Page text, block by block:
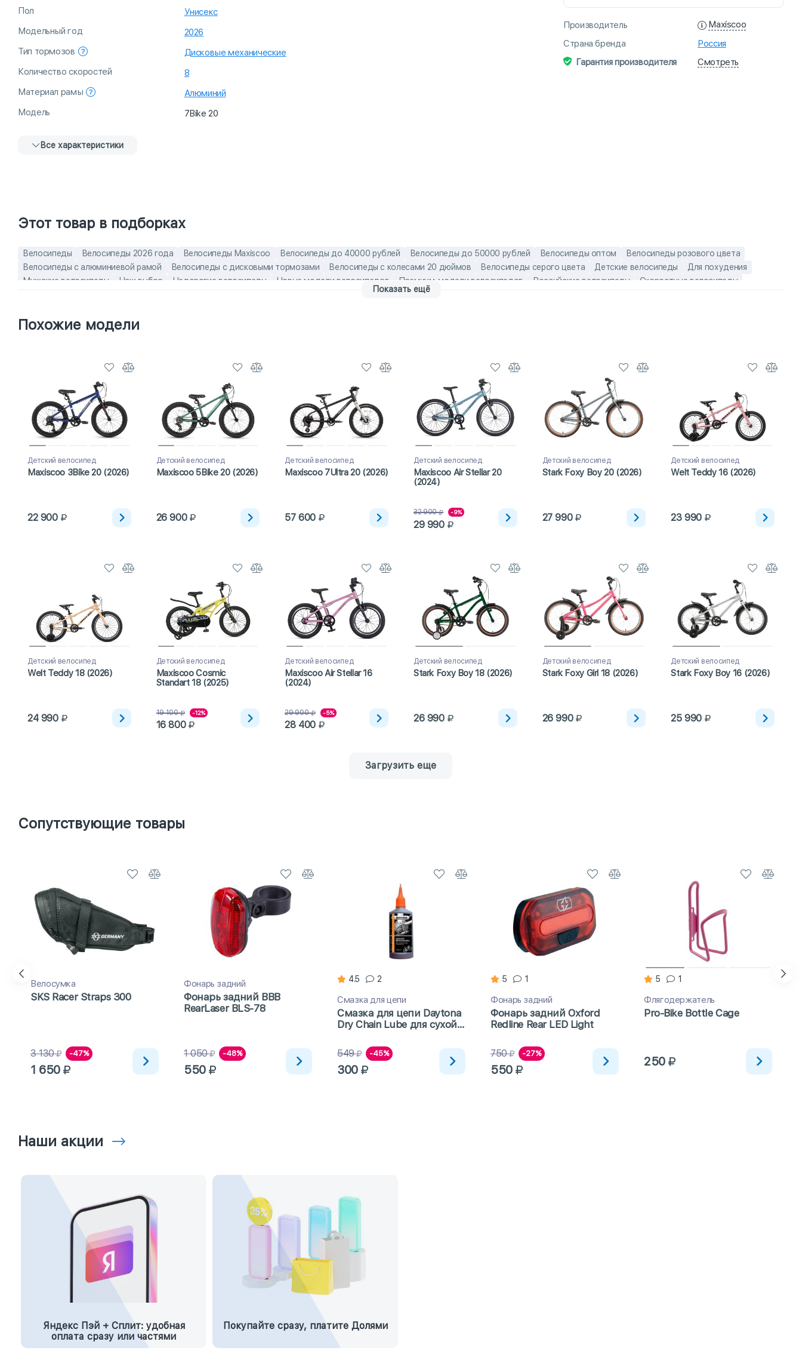
Пол
Унисекс
Модельный год
2026
Тип тормозов
Дисковые механические
Количество скоростей
8
Материал рамы
Алюминий
Модель
7Bike 20
Все характеристики
Производитель
Maxiscoo
Страна бренда
Россия
Гарантия производителя
Смотреть
Этот товар в подборках
Велосипеды Велосипеды 2026 года Велосипеды Maxiscoo Велосипеды до 40000 рублей Велосипеды до 50000 рублей Велосипеды оптом
Велосипеды розового цвета
Велосипеды с алюминиевой рамой
Велосипеды с дисковыми тормозами Велосипеды с колесами 20 дюймов Велосипеды серого цвета Детские велосипеды
Для похудения
Мужские велосипеды
Наш выбор Недорогие велосипеды Новые модели велосипедов Премиум-модели велосипедов Российские велосипеды
Скоростные велосипеды
Алюминиевые мужские велосипеды
Легкие детские велосипеды
Показать ещё
Похожие модели
Детский велосипед
Maxiscoo 3Bike 20 (2026)
22 900
Детский велосипед
Maxiscoo 5Bike 20 (2026)
26 900
Детский велосипед
Maxiscoo 7Ultra 20 (2026)
57 600
Детский велосипед
Maxiscoo Air Stellar 20
(2024)
32 900 -9%
29 990
Детский велосипед
Stark Foxy Boy 20 (2026)
27 990
Детский велосипед
Welt Teddy 16 (2026)
23 990
Детский велосипед
Welt Teddy 18 (2026)
24 990
Детский велосипед
Maxiscoo Cosmic
Standart 18 (2025)
19 100 -12%
16 800
Детский велосипед
Maxiscoo Air Stellar 16
(2024)
29 900 -5%
28 400
Детский велосипед
Stark Foxy Boy 18 (2026)
26 990
Детский велосипед
Stark Foxy Girl 18 (2026)
26 990
Детский велосипед
Stark Foxy Boy 16 (2026)
25 990
Загрузить еще
Сопутствующие товары
Велосумка
SKS Racer Straps 300
3 130 -47%
1 650
Фонарь задний
Фонарь задний BBB
RearLaser BLS-78
1 050 -48%
550
4.5 2
Смазка для цепи
Смазка для цепи Daytona
Dry Chain Lube для сухой
549 -45%
300
5 1
Фонарь задний
Фонарь задний Oxford
Redline Rear LED Light
750 -27%
550
5 1
Флягодержатель
Pro-Bike Bottle Сage
250
Наши акции
Яндекс Пэй + Сплит: удобная
оплата сразу или частями
Покупайте сразу, платите Долями